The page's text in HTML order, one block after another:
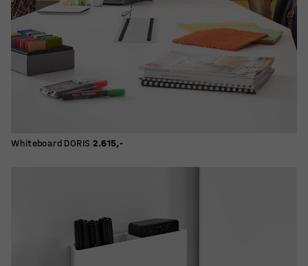
Whiteboard DORIS 2.615,-